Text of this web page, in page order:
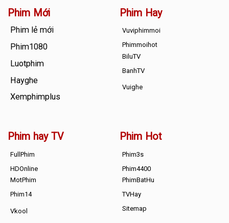
Phim Mới
Phim lẻ mới
Phim1080
Luotphim
Hayghe
Xemphimplus
Phim Hay
Vuviphimmoi
Phimmoihot
BiluTV
BanhTV
Vuighe
Phim hay TV
FullPhim
HDOnline
MotPhim
Phim14
Vkool
Phim Hot
Phim3s
Phim4400
PhimBatHu
TVHay
Sitemap